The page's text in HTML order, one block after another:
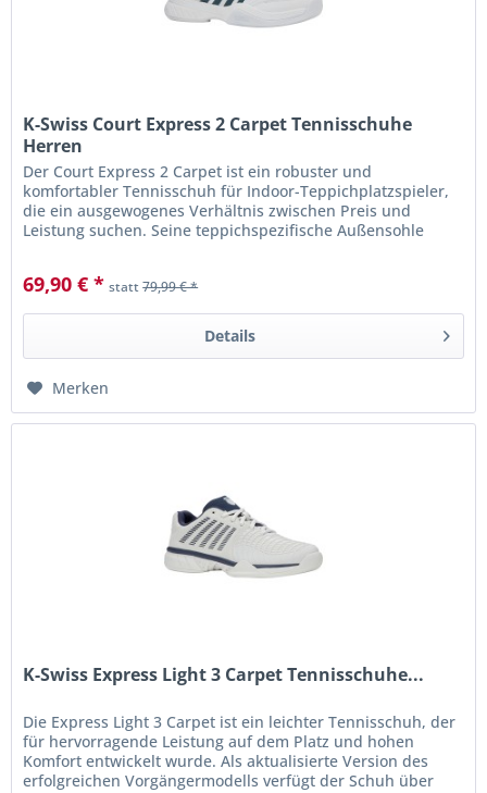
K-Swiss Court Express 2 Carpet Tennisschuhe
Herren
Der Court Express 2 Carpet ist ein robuster und
komfortabler Tennisschuh für Indoor-Teppichplatzspieler,
die ein ausgewogenes Verhältnis zwischen Preis und
Leistung suchen. Seine teppichspezifische Außensohle
69,90 € * statt79,99 € *
Details
Merken
K-Swiss Express Light 3 Carpet Tennisschuhe...
Die Express Light 3 Carpet ist ein leichter Tennisschuh, der
für hervorragende Leistung auf dem Platz und hohen
Komfort entwickelt wurde. Als aktualisierte Version des
erfolgreichen Vorgängermodells verfügt der Schuh über